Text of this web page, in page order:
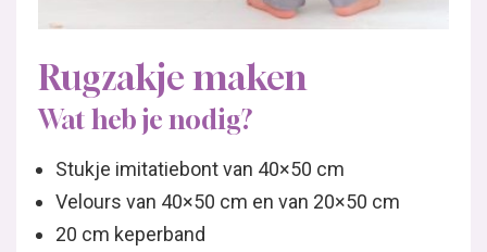
Rugzakje maken
Wat heb je nodig?
Stukje imitatiebont van 40×50 cm
Velours van 40×50 cm en van 20×50 cm
20 cm keperband